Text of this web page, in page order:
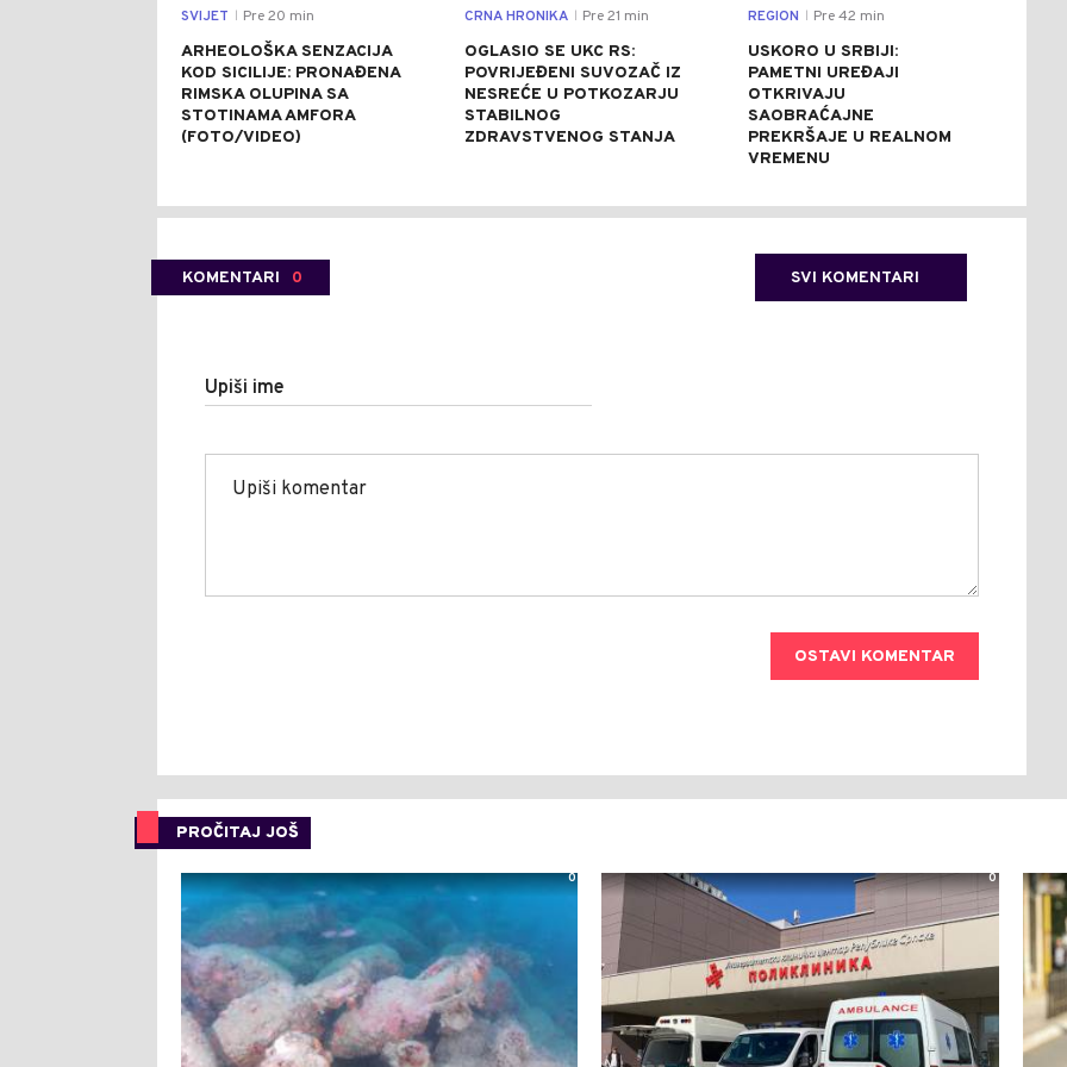
SVIJET Pre 20 min
ARHEOLOŠKA SENZACIJA
KOD SICILIJE: PRONAĐENA
RIMSKA OLUPINA SA
STOTINAMA AMFORA
(FOTO/VIDEO)
CRNA HRONIKA Pre 21 min
OGLASIO SE UKC RS:
POVRIJEĐENI SUVOZAČ IZ
NESREĆE U POTKOZARJU
STABILNOG
ZDRAVSTVENOG STANJA
REGION Pre 42 min
USKORO U SRBIJI:
PAMETNI UREĐAJI
OTKRIVAJU
SAOBRAĆAJNE
PREKRŠAJE U REALNOM
VREMENU
KOMENTARI 0 SVI KOMENTARI
Upiši ime
OSTAVI KOMENTAR
PROČITAJ JOŠ
0 0